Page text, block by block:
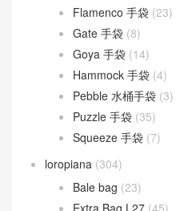
Flamenco 手袋 (23)
Gate 手袋 (8)
Goya 手袋 (14)
Hammock 手袋 (4)
Pebble 水桶手袋 (3)
Puzzle 手袋 (35)
Squeeze 手袋 (7)
loropiana (304)
Bale bag (23)
Extra Bag L27 (45)